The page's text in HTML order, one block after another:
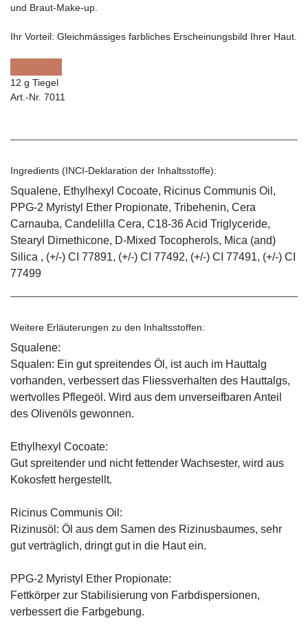
und Braut-Make-up.
Ihr Vorteil: Gleichmässiges farbliches Erscheinungsbild Ihrer Haut.
12 g Tiegel
Art.-Nr. 7011
Ingredients (INCI-Deklaration der Inhaltsstoffe):
Squalene, Ethylhexyl Cocoate, Ricinus Communis Oil,
PPG-2 Myristyl Ether Propionate, Tribehenin, Cera
Carnauba, Candelilla Cera, C18-36 Acid Triglyceride,
Stearyl Dimethicone, D-Mixed Tocopherols, Mica (and)
Silica , (+/-) CI 77891, (+/-) CI 77492, (+/-) CI 77491, (+/-) CI
77499
Weitere Erläuterungen zu den Inhaltsstoffen:
Squalene:
Squalen: Ein gut spreitendes Öl, ist auch im Hauttalg
vorhanden, verbessert das Fliessverhalten des Hauttalgs,
wertvolles Pflegeöl. Wird aus dem unverseifbaren Anteil
des Olivenöls gewonnen.
Ethylhexyl Cocoate:
Gut spreitender und nicht fettender Wachsester, wird aus
Kokosfett hergestellt.
Ricinus Communis Oil:
Rizinusöl: Öl aus dem Samen des Rizinusbaumes, sehr
gut verträglich, dringt gut in die Haut ein.
PPG-2 Myristyl Ether Propionate:
Fettkörper zur Stabilisierung von Farbdispersionen,
verbessert die Farbgebung.